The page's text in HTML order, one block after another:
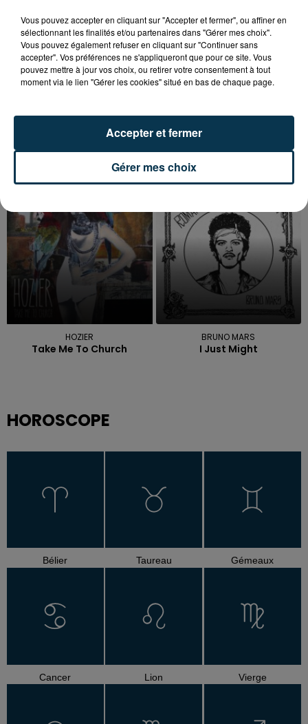
20h53
20h53 20h50
20h50
HOZIER
Take Me To Church
BRUNO MARS
I Just Might
HOROSCOPE
Bélier Taureau Gémeaux
Cancer Lion Vierge
Vous pouvez accepter en cliquant sur "Accepter et fermer", ou affiner en
sélectionnant les finalités et/ou partenaires dans "Gérer mes choix".
Vous pouvez également refuser en cliquant sur "Continuer sans
accepter". Vos préférences ne s'appliqueront que pour ce site. Vous
pouvez mettre à jour vos choix, ou retirer votre consentement à tout
moment via le lien "Gérer les cookies" situé en bas de chaque page.
Gérer mes choix
Accepter et fermer